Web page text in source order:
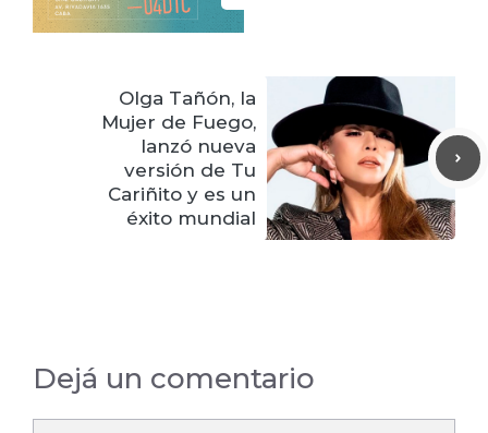
Olga Tañón, la
Mujer de Fuego,
lanzó nueva
versión de Tu
Cariñito y es un
éxito mundial
Dejá un comentario